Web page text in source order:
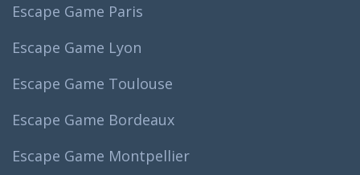
Escape Game Paris
Escape Game Lyon
Escape Game Toulouse
Escape Game Bordeaux
Escape Game Montpellier